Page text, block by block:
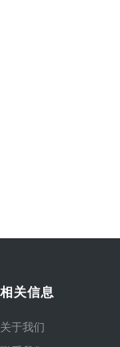
相关信息
关于我们